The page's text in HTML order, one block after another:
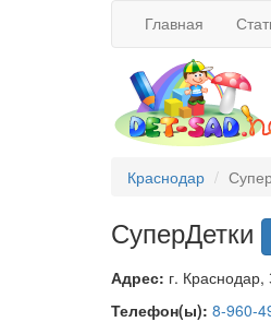
Главная
Краснодар
СуперДетки
Адрес: г.
Телефон(ы): 8-960-